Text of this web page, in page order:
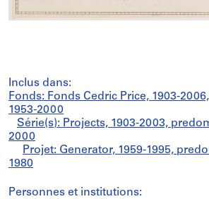
Inclus dans:
Fonds: Fonds Cedric Price, 1903-
1953-2000
Série(s): Projects, 1903-2003,
2000
Projet: Generator, 1959-1995,
1980
Personnes et institutions: